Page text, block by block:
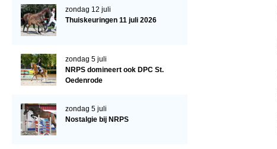
Veel gestelde vragen
Webshop
NRPS Select Sale
Hengstenkeuring
zondag 12 juli
Thuiskeuringen 11 juli 2026
zondag 5 juli
NRPS domineert ook DPC St.
Oedenrode
zondag 5 juli
Nostalgie bij NRPS